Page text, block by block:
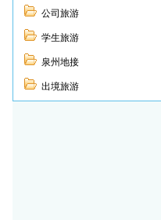
公司旅游
学生旅游
泉州地接
出境旅游